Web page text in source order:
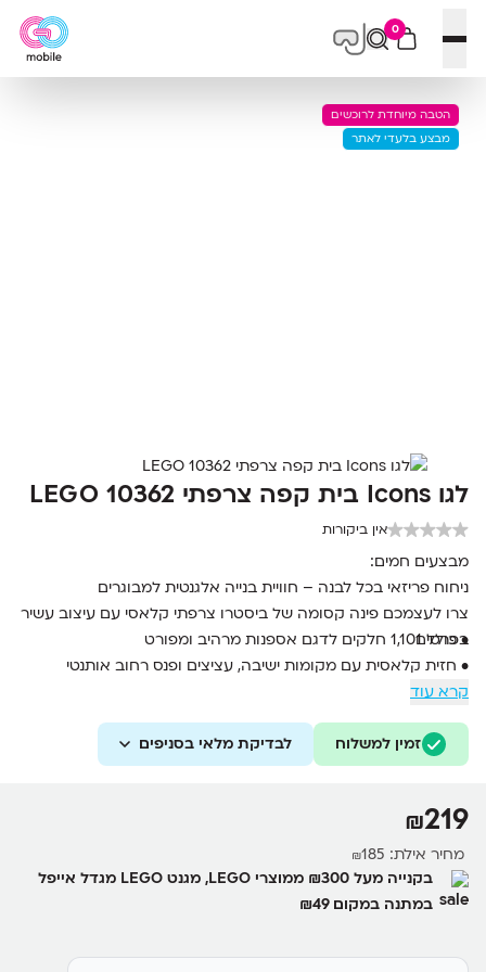
פתח תפריט
0
הטבה מיוחדת לרוכשים
מבצע בלעדי לאתר
לגו Icons בית קפה צרפתי LEGO 10362
אין ביקורות
מבצעים חמים:
ניחוח פריזאי בכל לבנה – חוויית בנייה אלגנטית למבוגרים
צרו לעצמכם פינה קסומה של ביסטרו צרפתי קלאסי עם עיצוב עשיר
בפרטים
• כולל 1,101 חלקים לדגם אספנות מרהיב ומפורט
• חזית קלאסית עם מקומות ישיבה, עציצים ופנס רחוב אותנטי
• דלתות כפולות נפתחות החושפות חלל פנימי מעוצב בקפידה
• אביזרים ייחודיים: קרואסונים, כוסות, עיתון וקופה רושמת
• פרופיל דק וגב שטוח – אידיאלי לתצוגה על מדף או משרד
• מתאים לגילאי 18 ומעלה – מושלם לחובבי LEGO, עיצוב וטיולים
קרא עוד
זמין למשלוח לבדיקת מלאי בסניפים
₪219
מחיר אילת: ₪185
בקנייה מעל ₪300 ממוצרי LEGO, מגנט LEGO מגדל אייפל
במתנה במקום ₪49